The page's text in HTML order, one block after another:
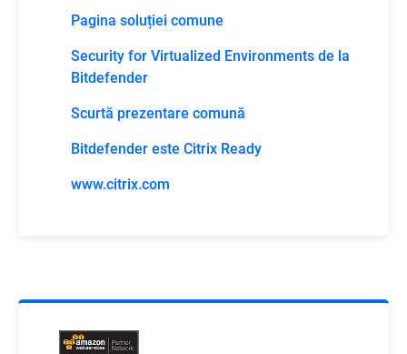
Pagina soluției comune
Security for Virtualized Environments de la
Bitdefender
Scurtă prezentare comună
Bitdefender este Citrix Ready
www.citrix.com